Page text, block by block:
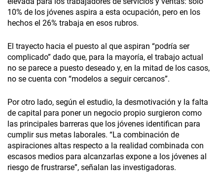
10% de los jóvenes aspira a esta ocupación, pero en los
hechos el 26% trabaja en esos rubros.
El trayecto hacia el puesto al que aspiran “podría ser
complicado” dado que, para la mayoría, el trabajo actual
no se parece a puesto deseado y, en la mitad de los casos,
no se cuenta con “modelos a seguir cercanos”.
Por otro lado, según el estudio, la desmotivación y la falta
de capital para poner un negocio propio surgieron como
las principales barreras que los jóvenes identifican para
cumplir sus metas laborales. “La combinación de
aspiraciones altas respecto a la realidad combinada con
escasos medios para alcanzarlas expone a los jóvenes al
riesgo de frustrarse”, señalan las investigadoras.